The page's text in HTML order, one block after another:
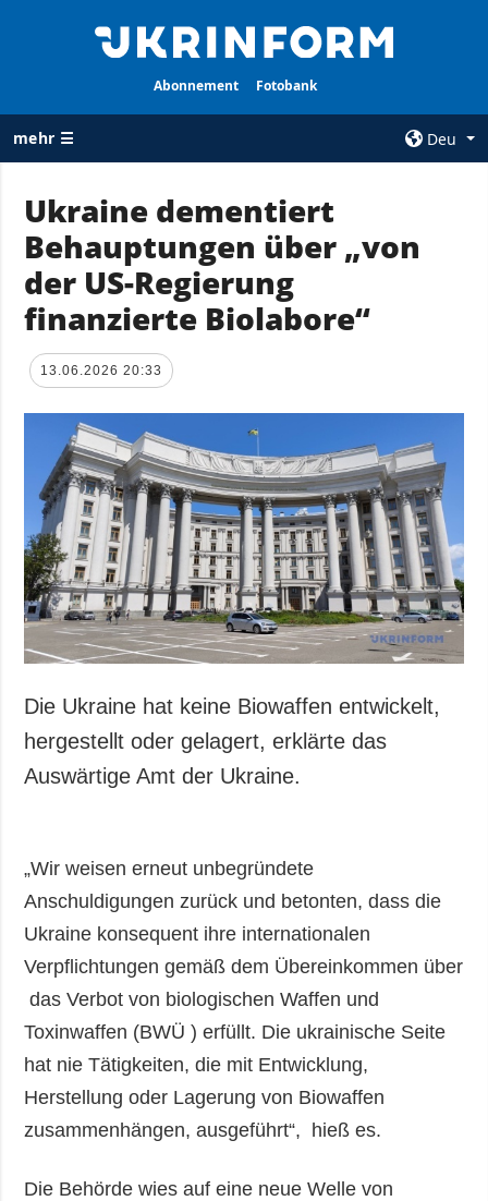
Abonnement Fotobank
mehr ☰
Deu
ALLE
RUBRIKEN
Krieg
Wiederaufbau
der Ukraine
Politik
Wirtschaft
Militär
Gesellschaft und
Kultur
Sport
Kriminalität
Notstand und
Notfälle
AGENTUR
Kontakte
personenbezogener
Daten
ZUSÄTZLICH
Veröffentlichungen
Interview
LEISTUNGEN
Abonnement
Ukraine dementiert
Behauptungen über „von
der US-Regierung
finanzierte Biolabore“
13.06.2026 20:33
Die Ukraine hat keine Biowaffen entwickelt,
hergestellt oder gelagert, erklärte das
Auswärtige Amt der Ukraine.
„Wir weisen erneut unbegründete
Anschuldigungen zurück und betonten, dass die
Ukraine konsequent ihre internationalen
Verpflichtungen gemäß dem Übereinkommen über
das Verbot von biologischen Waffen und
Toxinwaffen (BWÜ ) erfüllt. Die ukrainische Seite
hat nie Tätigkeiten, die mit Entwicklung,
Herstellung oder Lagerung von Biowaffen
zusammenhängen, ausgeführt“, hieß es.
Die Behörde wies auf eine neue Welle von